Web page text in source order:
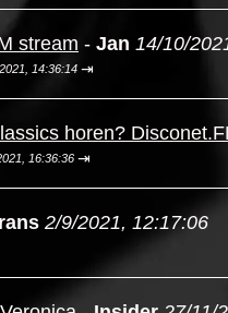
stream - Jan 14/10/
14:36:14 ⇥
horen?
16:36:36 ⇥
2/9/2021, 12:17:06